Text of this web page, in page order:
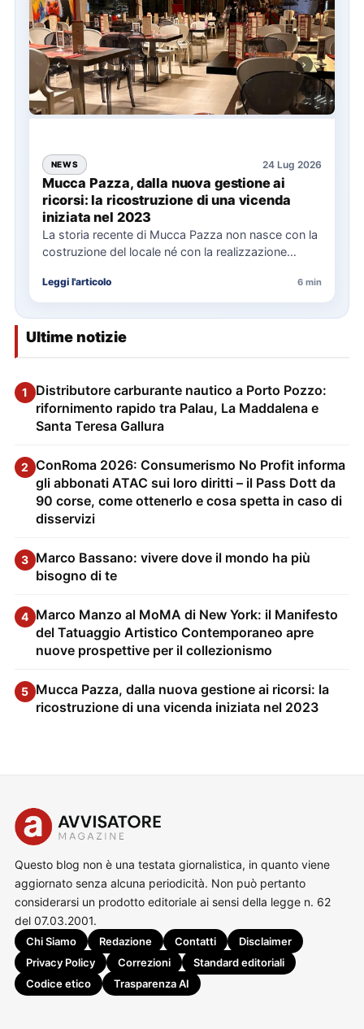
NEWS 24 Lug 2026
Mucca Pazza, dalla nuova gestione ai
ricorsi: la ricostruzione di una vicenda
iniziata nel 2023
La storia recente di Mucca Pazza non nasce con la
costruzione del locale né con la realizzazione
Leggi l'articolo 6 min
Ultime notizie
1
Distributore carburante nautico a Porto Pozzo:
rifornimento rapido tra Palau, La Maddalena e
Santa Teresa Gallura
2 ConRoma 2026: Consumerismo No Profit informa
gli abbonati ATAC sui loro diritti – il Pass Dott da
90 corse, come ottenerlo e cosa spetta in caso di
disservizi
3 Marco Bassano: vivere dove il mondo ha più
bisogno di te
4 Marco Manzo al MoMA di New York: il Manifesto
del Tatuaggio Artistico Contemporaneo apre
nuove prospettive per il collezionismo
5 Mucca Pazza, dalla nuova gestione ai ricorsi: la
ricostruzione di una vicenda iniziata nel 2023
Questo blog non è una testata giornalistica, in quanto viene
aggiornato senza alcuna periodicità. Non può pertanto
considerarsi un prodotto editoriale ai sensi della legge n. 62
del 07.03.2001.
Chi Siamo Redazione Contatti
Disclaimer
Privacy Policy
Correzioni
Standard editoriali
Codice etico
Trasparenza AI